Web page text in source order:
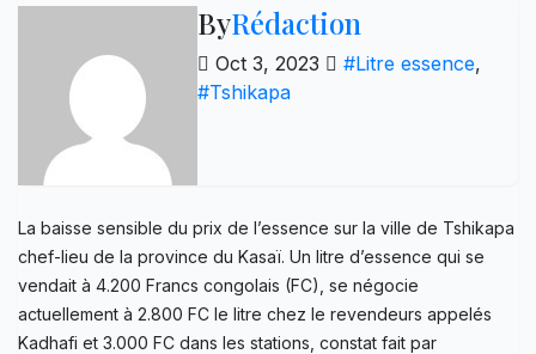
ByRédaction
Oct 3, 2023 #Litre essence,
#Tshikapa
La baisse sensible du prix de l’essence sur la ville de Tshikapa
chef-lieu de la province du Kasaï. Un litre d’essence qui se
vendait à 4.200 Francs congolais (FC), se négocie
actuellement à 2.800 FC le litre chez le revendeurs appelés
Kadhafi et 3.000 FC dans les stations, constat fait par